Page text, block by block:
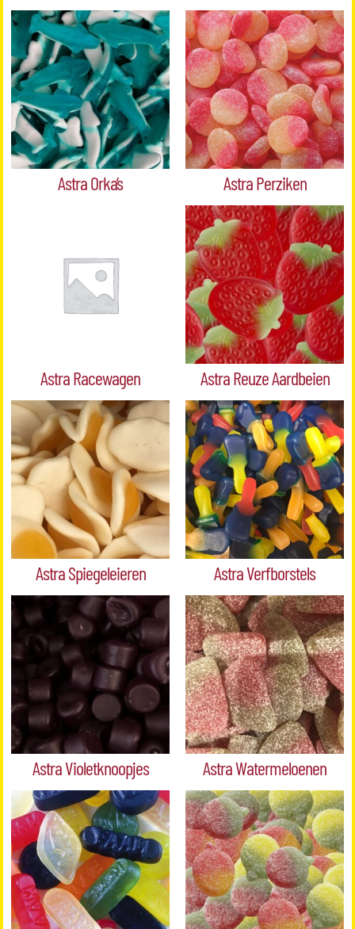
Astra Orka’s Astra Perziken
Astra Racewagen Astra Reuze Aardbeien
Astra Spiegeleieren Astra Verfborstels
Astra Violetknoopjes Astra Watermeloenen